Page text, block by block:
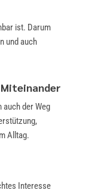
ist. Darum
und auch
auch der Weg
Alltag.
Interesse